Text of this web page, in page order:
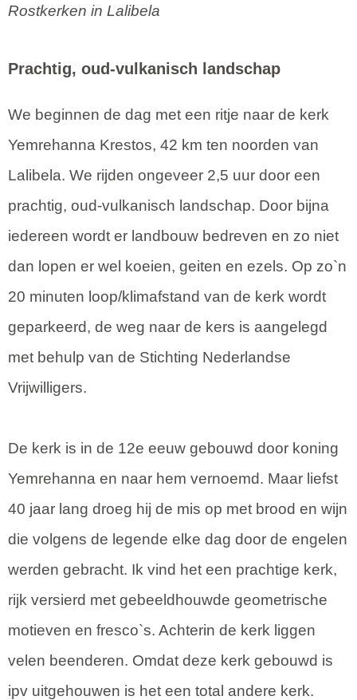
Rostkerken in Lalibela
Prachtig, oud-vulkanisch landschap
We beginnen de dag met een ritje naar de kerk
Yemrehanna Krestos, 42 km ten noorden van
Lalibela. We rijden ongeveer 2,5 uur door een
prachtig, oud-vulkanisch landschap. Door bijna
iedereen wordt er landbouw bedreven en zo niet
dan lopen er wel koeien, geiten en ezels. Op zo`n
20 minuten loop/klimafstand van de kerk wordt
geparkeerd, de weg naar de kers is aangelegd
met behulp van de Stichting Nederlandse
Vrijwilligers.
De kerk is in de 12e eeuw gebouwd door koning
Yemrehanna en naar hem vernoemd. Maar liefst
40 jaar lang droeg hij de mis op met brood en wijn
die volgens de legende elke dag door de engelen
werden gebracht. Ik vind het een prachtige kerk,
rijk versierd met gebeeldhouwde geometrische
motieven en fresco`s. Achterin de kerk liggen
velen beenderen. Omdat deze kerk gebouwd is
ipv uitgehouwen is het een total andere kerk.